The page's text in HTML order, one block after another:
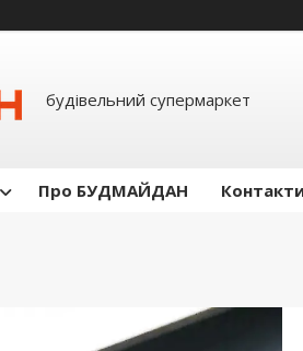
будівельний супермаркет
Про БУДМАЙДАН